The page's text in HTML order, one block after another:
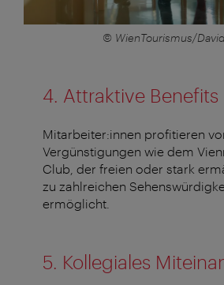
© WienTourismus/
4. Attraktive Benefits
Mitarbeiter:innen profitieren
Vergünstigungen wie dem
Club, der freien oder stark
zu zahlreichen
ermöglicht.
5. Kollegiales